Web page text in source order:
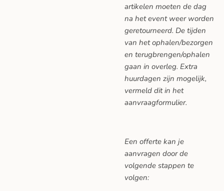
artikelen moeten de dag
na het event weer worden
geretourneerd. De tijden
van het ophalen/bezorgen
en terugbrengen/ophalen
gaan in overleg. Extra
huurdagen zijn mogelijk,
vermeld dit in het
aanvraagformulier.
Een offerte kan je
aanvragen door de
volgende stappen te
volgen: